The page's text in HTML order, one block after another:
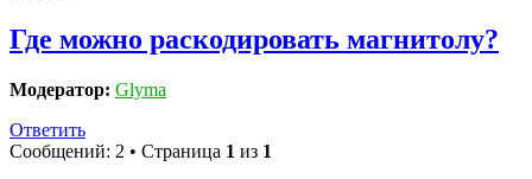
Где можно раскодировать магнитолу?
Модератор: Glyma
Ответить
Сообщений: 2 • Страница 1 из 1